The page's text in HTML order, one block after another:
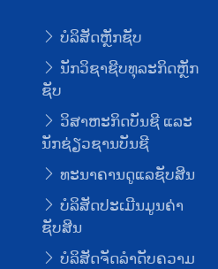
ບໍລິສັດຫຼັກຊັບ
ນັກວິຊາຊີບທຸລະກິດຫຼັກ
ຊັບ
ວິສາຫະກິດບັນຊີ ແລະ
ນັກຊ່ຽວຊານບັນຊີ
ທະນາຄານດູແລຊັບສິນ
ບໍລິສັດປະເມີນມູນຄ່າ
ຊັບສິນ
ບໍລິສັດຈັດລໍາດັບຄວາມ